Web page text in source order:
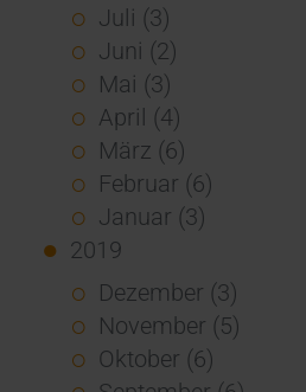
Juli (3)
Juni (2)
Mai (3)
April (4)
März (6)
Februar (6)
Januar (3)
2019
Dezember (3)
November (5)
Oktober (6)